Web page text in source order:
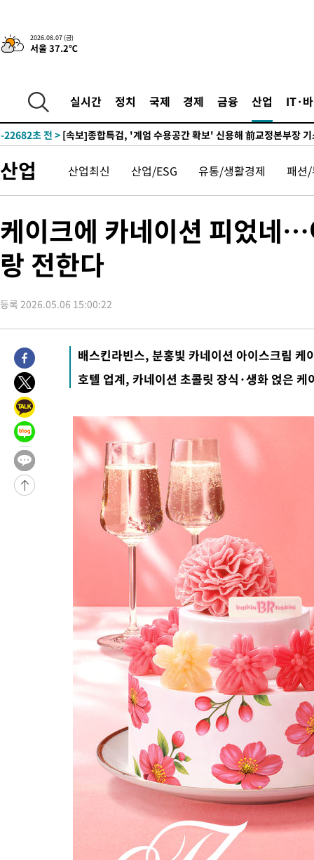
2026.08.07 (금)
서울 37.2℃
실시간 정치 국제 경제 금융 산업 IT·
-25770초 전 >[속보]코스닥, 2.86포인트(0.36%) 내린 798.81마감
-25723초 전 > [속보]코스피, 6200선 약보합…0.60% 내린 6258.77에 마쳐
-25592초 전 >
[속보] 노원서 40.1도 관측…서울, 2018년 이후 첫 40도
-22682초 전 >
-21555초 전 > 외신들도 주목한 韓축구 파문…"국민적 공분에 수사 재개"
-20548초 전 >
[속보]규제합리화위원회 부위원장에 김태유 서울대 공대 교
-16906초 전 >[속보]국힘 윤리위, '돌려차기 발언' 진종오·서범수 징계 절차
25.3%↑
-9391초 전 >[속보]'채상병 순직 책임' 임성근, 항소심도 징역 3년
-9257초 전 > [속보]종합특검, '관저이전 봐주기 감사' 유병호 구속기소
-5857초 전 > 민주 콩고 에볼라환자 4천명 돌파, 4053명 발생 1850명 사망
-4301초 전 >"미 전국적 살모네라 식중독 원인은 멕시코산 할라피뇨"-- CDC
-2814초 전 >[속보]경찰·노동부, HL만도 평택사업장 끼임 사망 관련 압수수
-31641초 전 >
낮 최고 37도 찜통더위…곳곳 소나기·강원 많은 비[내일날씨]
-29947초 전 >
SK하이닉스, 용인·청주 팹에 54조 투자…"AI 메모리 수요 선
응"
-26803초 전 >
여자배구 이재영·이다영 자매, 아제르바이잔 투란VC 입단
-26056초 전 >
-25790초 전 >
[속보]코스닥, 2.86포인트(0.36%) 내린 798.81마감
-25743초 전 >
[속보]코스피, 6200선 약보합…0.60% 내린 6258.77에 마쳐
-25723초 전 >
[속보]원·달러 환율, 7.7원 내린 1416.1원 마감
-25612초 전 >
[속보] 노원서 40.1도 관측…서울, 2018년 이후 첫 40도
[속보]종합특검, '계엄 수용공간 확보' 신용해 前교정본부장
외신들도 주목한 韓축구 파문…"국민적 공분에 수사 재개"
11시간 압수수색에 성접대 파문까지…'쑥대밭' 된 축구협회
[속보]규제합리화위원회 부위원장에 김태유 서울대 공대 교
[속보]국힘 윤리위, '돌려차기 발언' 진종오·서범수 징계 절차
[속보] 7월 중국 수출 23.9%↑ 수입 27.5%↑…무역총액
[속보]'채상병 순직 책임' 임성근, 항소심도 징역 3년
[속보]종합특검, '관저이전 봐주기 감사' 유병호 구속기소
민주 콩고 에볼라환자 4천명 돌파, 4053명 발생 1850명 사망
[속보]'300억원대 사기 혐의' 차가원 대표 구속 송치
"미 전국적 살모네라 식중독 원인은 멕시코산 할라피뇨"-- CDC
[속보]경찰·노동부, HL만도 평택사업장 끼임 사망 관련 압수수
산업 산업최신 산업/ESG 유통/생활경제 패션
케이크에 카네이션 피었네
랑 전한다
등록 2026.05.06 15:00:22
배스킨라빈스, 분홍빛 카네이션 아이스크림 케
호텔 업계, 카네이션 초콜릿 장식·생화 얹은 케